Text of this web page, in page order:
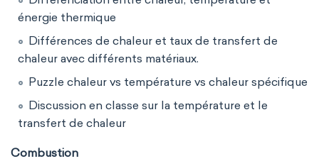
énergie thermique
Différences de chaleur et taux de transfert de
chaleur avec différents matériaux.
Puzzle chaleur vs température vs chaleur spécifique
Discussion en classe sur la température et le
transfert de chaleur
Combustion